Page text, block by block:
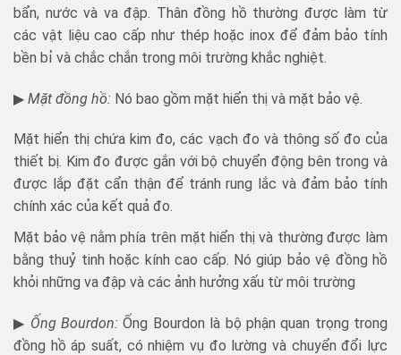
bẩn, nước và va đập. Thân đồng hồ thường được làm từ
các vật liệu cao cấp như thép hoặc inox để đảm bảo tính
bền bỉ và chắc chắn trong môi trường khắc nghiệt.
▶ Mặt đồng hồ: Nó bao gồm mặt hiển thị và mặt bảo vệ.
Mặt hiển thị chứa kim đo, các vạch đo và thông số đo của
thiết bị. Kim đo được gắn với bộ chuyển động bên trong và
được lắp đặt cẩn thận để tránh rung lắc và đảm bảo tính
chính xác của kết quả đo.
Mặt bảo vệ nằm phía trên mặt hiển thị và thường được làm
bằng thuỷ tinh hoặc kính cao cấp. Nó giúp bảo vệ đồng hồ
khỏi những va đập và các ảnh hưởng xấu từ môi trường
▶ Ống Bourdon: Ống Bourdon là bộ phận quan trọng trong
đồng hồ áp suất, có nhiệm vụ đo lường và chuyển đổi lực